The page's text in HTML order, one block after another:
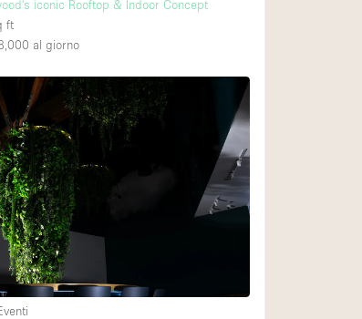
iconic Rooftop & Indoor Concept
ft
al giorno